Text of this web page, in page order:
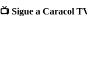
📺 Sigue a Caracol